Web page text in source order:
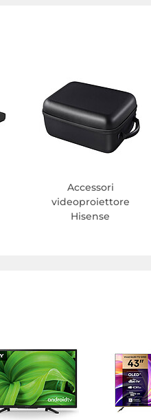
Accessori
videoproiettore
Hisense